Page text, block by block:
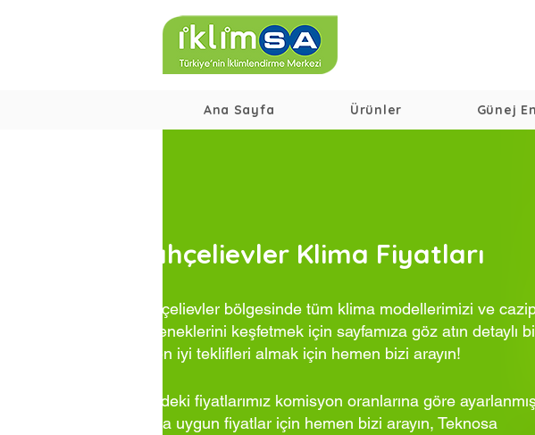
Ana Sayfa Ürünler Günej
Bahçelievler Klima Fiyatları
Bahçelievler bölgesinde tüm klima modellerimizi ve
seçeneklerini keşfetmek için sayfamıza göz atın detaylı
ve en iyi teklifleri almak için hemen bizi arayın!
Sitedeki fiyatlarımız komisyon oranlarına göre
Daha uygun fiyatlar için hemen bizi arayın, Teknosa